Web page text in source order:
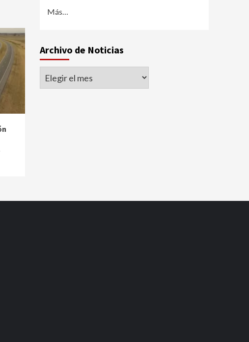
Más…
Archivo de Noticias
Archivo